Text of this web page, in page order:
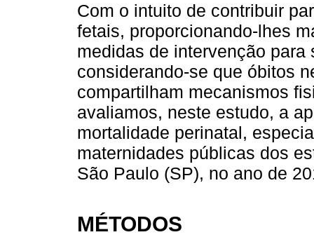
Com o intuito de contribuir
fetais, proporcionando-lhes
medidas de intervenção
considerando-se que óbitos
compartilham mecanismos
avaliamos, neste estudo, a
mortalidade perinatal,
maternidades públicas dos
São Paulo (SP), no ano de
MÉTODOS